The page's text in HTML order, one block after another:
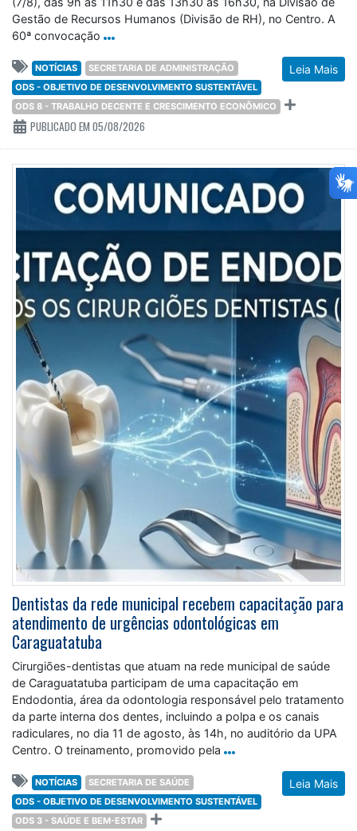
Gestão de Recursos Humanos (Divisão de RH), no Centro. A
60ª convocação
Leia Mais
NOTÍCIAS
SECRETARIA DE ADMINISTRAÇÃO
ODS - OBJETIVO DE DESENVOLVIMENTO SUSTENTÁVEL
ODS 8 - TRABALHO DECENTE E CRESCIMENTO ECONÔMICO
PUBLICADO EM 05/08/2026
Dentistas da rede municipal recebem capacitação para
atendimento de urgências odontológicas em
Caraguatatuba
Cirurgiões-dentistas que atuam na rede municipal de saúde
de Caraguatatuba participam de uma capacitação em
Endodontia, área da odontologia responsável pelo tratamento
da parte interna dos dentes, incluindo a polpa e os canais
radiculares, no dia 11 de agosto, às 14h, no auditório da UPA
Centro. O treinamento, promovido pela
Leia Mais
NOTÍCIAS
SECRETARIA DE SAÚDE
ODS - OBJETIVO DE DESENVOLVIMENTO SUSTENTÁVEL
ODS 3 - SAÚDE E BEM-ESTAR